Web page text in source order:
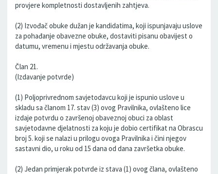
provjere kompletnosti dostavljenih zahtjeva.
(2) Izvođač obuke dužan je kandidatima, koji ispunjavaju uslove
za pohađanje obavezne obuke, dostaviti pisanu obavijest o
datumu, vremenu i mjestu održavanja obuke.
Član 21.
(Izdavanje potvrde)
(1) Poljoprivrednom savjetodavcu koji je ispunio uslove u
skladu sa članom 17. stav (3) ovog Pravilnika, ovlašteno lice
izdaje potvrdu o završenoj obaveznoj obuci za oblast
savjetodavne djelatnosti za koju je dobio certifikat na Obrascu
broj 5. koji se nalazi u prilogu ovoga Pravilnika i čini njegov
sastavni dio, u roku od 15 dana od dana završetka obuke.
(2) Jedan primjerak potvrde iz stava (1) ovog člana, ovlašteno